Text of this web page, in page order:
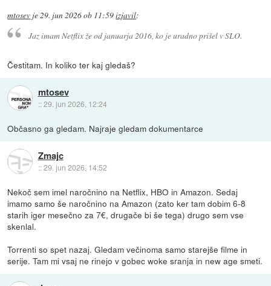
mtosev je29. jun 2026 ob 11:59izjavil:
Jaz imam Netflix že od januarja 2016, ko je uradno prišel v SLO.
Čestitam. In koliko ter kaj gledaš?
mtosev
::29. jun 2026, 12:24
Občasno ga gledam. Najraje gledam dokumentarce
Zmajc
::29. jun 2026, 14:52
Nekoč sem imel naročnino na Netflix, HBO in Amazon. Sedaj
imamo samo še naročnino na Amazon (zato ker tam dobim 6-8
starih iger mesečno za 7€, drugače bi še tega) drugo sem vse
skenlal.
Torrenti so spet nazaj. Gledam večinoma samo starejše filme in
serije. Tam mi vsaj ne rinejo v gobec woke sranja in new age smeti.